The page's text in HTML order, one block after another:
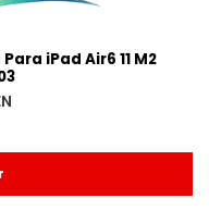
iPad Air6 11 M2